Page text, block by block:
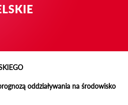
oddziaływania na środowisko